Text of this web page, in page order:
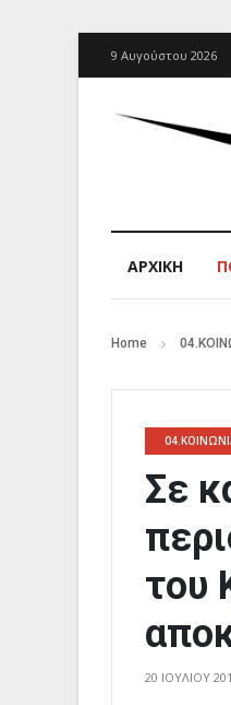
9 Αυγούστου 2026
ΑΡΧΙΚΉ
Home
Σε
του
20 ΙΟΥΛΊΟΥ